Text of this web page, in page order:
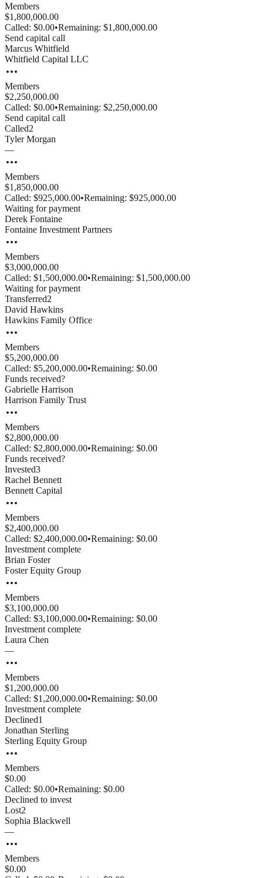
Members
$1,800,000.00
Called: $0.00•Remaining: $1,800,000.00
Send capital call
Marcus Whitfield
Whitfield Capital LLC
Members
$2,250,000.00
Called: $0.00•Remaining: $2,250,000.00
Send capital call
Called2
Tyler Morgan
—
Members
$1,850,000.00
Called: $925,000.00•Remaining: $925,000.00
Waiting for payment
Derek Fontaine
Fontaine Investment Partners
Members
$3,000,000.00
Called: $1,500,000.00•Remaining: $1,500,000.00
Waiting for payment
Transferred2
David Hawkins
Hawkins Family Office
Members
$5,200,000.00
Called: $5,200,000.00•Remaining: $0.00
Funds received?
Gabrielle Harrison
Harrison Family Trust
Members
$2,800,000.00
Called: $2,800,000.00•Remaining: $0.00
Funds received?
Invested3
Rachel Bennett
Bennett Capital
Members
$2,400,000.00
Called: $2,400,000.00•Remaining: $0.00
Investment complete
Brian Foster
Foster Equity Group
Members
$3,100,000.00
Called: $3,100,000.00•Remaining: $0.00
Investment complete
Laura Chen
—
Members
$1,200,000.00
Called: $1,200,000.00•Remaining: $0.00
Investment complete
Declined1
Jonathan Sterling
Sterling Equity Group
Members
$0.00
Called: $0.00•Remaining: $0.00
Declined to invest
Lost2
Sophia Blackwell
—
Members
$0.00